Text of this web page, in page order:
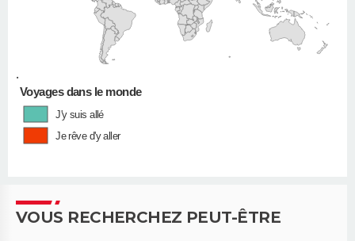
•
Voyages dans le monde
J'y suis allé
Je rêve d'y aller
VOUS RECHERCHEZ PEUT-ÊTRE